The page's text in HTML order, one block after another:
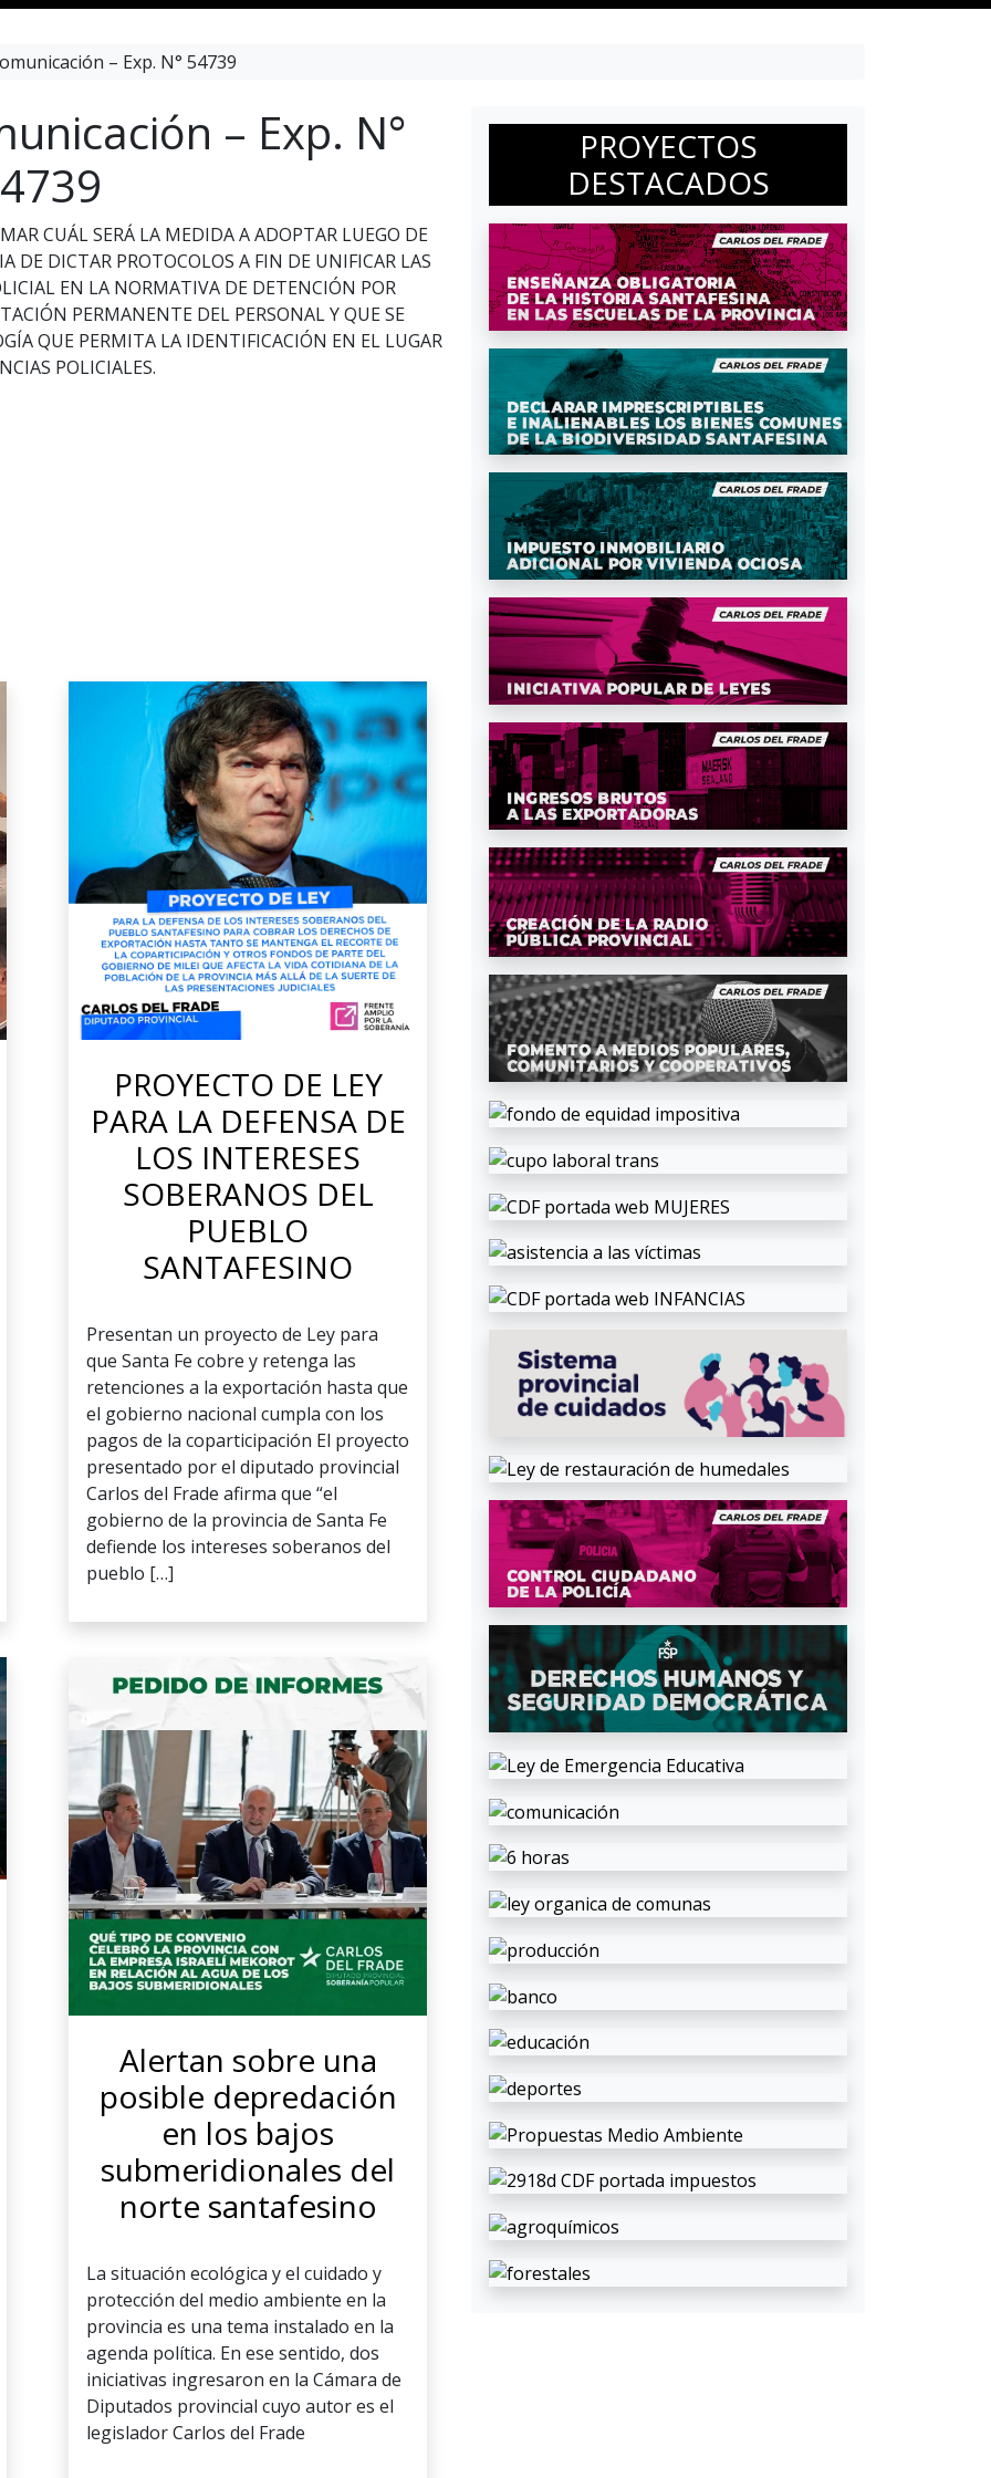
– Exp. N° 54739
– Exp. N°
CUÁL SERÁ LA MEDIDA A ADOPTAR LUEGO DE
DE DICTAR PROTOCOLOS A FIN DE UNIFICAR LAS
EN LA NORMATIVA DE DETENCIÓN POR
PERMANENTE DEL PERSONAL Y QUE SE
QUE PERMITA LA IDENTIFICACIÓN EN EL LUGAR
POLICIALES.
PROYECTO DE LEY
PARA LA DEFENSA DE
LOS INTERESES
SOBERANOS DEL
PUEBLO
SANTAFESINO
Presentan un proyecto de Ley para
que Santa Fe cobre y retenga las
retenciones a la exportación hasta que
el gobierno nacional cumpla con los
pagos de la coparticipación El proyecto
presentado por el diputado provincial
Carlos del Frade afirma que “el
gobierno de la provincia de Santa Fe
defiende los intereses soberanos del
pueblo […]
Alertan sobre una
posible depredación
en los bajos
submeridionales del
norte santafesino
La situación ecológica y el cuidado y
protección del medio ambiente en la
provincia es una tema instalado en la
agenda política. En ese sentido, dos
iniciativas ingresaron en la Cámara de
Diputados provincial cuyo autor es el
legislador Carlos del Frade
PROYECTOS
DESTACADOS